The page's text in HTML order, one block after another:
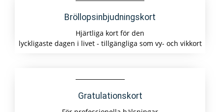
Bröllopsinbjudningskort
Hjärtliga kort för den
lyckligaste dagen i livet - tillgängliga som vy- och vikkort
Gratulationskort